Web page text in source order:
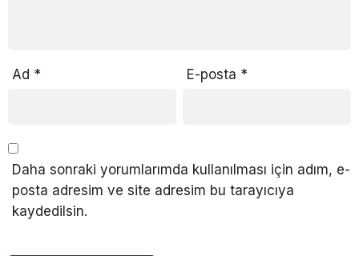
Ad * E-posta *
Daha sonraki yorumlarımda kullanılması için adım, e-
posta adresim ve site adresim bu tarayıcıya
kaydedilsin.